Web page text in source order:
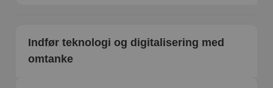
Indfør teknologi og digitalisering med
omtanke